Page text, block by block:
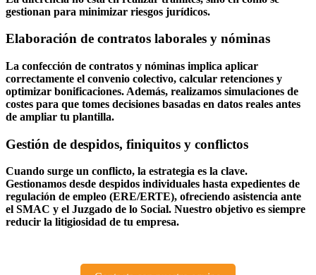
gestionan para minimizar riesgos jurídicos.
Elaboración de contratos laborales y nóminas
La confección de contratos y nóminas implica aplicar
correctamente el convenio colectivo, calcular retenciones y
optimizar bonificaciones. Además, realizamos simulaciones de
costes para que tomes decisiones basadas en datos reales antes
de ampliar tu plantilla.
Gestión de despidos, finiquitos y conflictos
Cuando surge un conflicto, la estrategia es la clave.
Gestionamos desde despidos individuales hasta expedientes de
regulación de empleo (ERE/ERTE), ofreciendo asistencia ante
el SMAC y el Juzgado de lo Social. Nuestro objetivo es siempre
reducir la litigiosidad de tu empresa.